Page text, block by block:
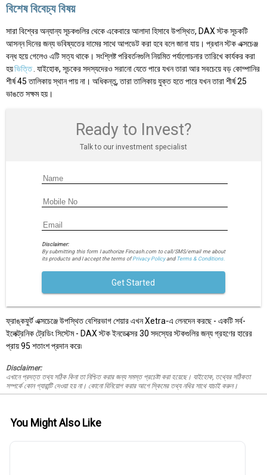
বিশেষ বিবেচ্য বিষয়
সারা বিশ্বের অন্যান্য সূচকগুলির থেকে একেবারে আলাদা হিসাবে উপস্থিত, DAX স্টক সূচকটি
আসন্ন দিনের জন্য ভবিষ্যতের দামের সাথে আপডেট করা হবে বলে জানা যায়। প্রধান স্টক এক্সচেঞ্জ
বন্ধ হয়ে গেলেও এটি সত্য থাকে। সংশ্লিষ্ট পরিবর্তনগুলি নিয়মিত পর্যালোচনার তারিখে কার্যকর করা
হয়ভিত্তি . যাইহোক, সূচকের সদস্যদেরও সরানো যেতে পারে যখন তারা আর সবচেয়ে বড় কোম্পানির
শীর্ষ 45 তালিকায় স্থান পায় না। অধিকন্তু, তারা তালিকায় যুক্ত হতে পারে যখন তারা শীর্ষ 25
ভাঙতে সক্ষম হয়।
Ready to Invest?
Talk to our investment specialist
Disclaimer:
By submitting this form I authorize Fincash.com to call/SMS/email me about
its products and I accept the terms ofPrivacy Policyand Terms & Conditions.
Get Started
ফ্রাঙ্কফুর্ট এক্সচেঞ্জে উপস্থিত বেশিরভাগ শেয়ার এখন Xetra-এ লেনদেন করছে - একটি সর্ব-
ইলেক্ট্রনিক ট্রেডিং সিস্টেম - DAX স্টক ইনডেক্সের 30 সদস্যের স্টকগুলির জন্য গ্রহণের হারের
প্রায় 95 শতাংশ প্রদান করে৷
Disclaimer:
এখানে প্রদত্ত তথ্য সঠিক কিনা তা নিশ্চিত করার জন্য সমস্ত প্রচেষ্টা করা হয়েছে। যাইহোক, তথ্যের সঠিকতা
সম্পর্কে কোন গ্যারান্টি দেওয়া হয় না। কোনো বিনিয়োগ করার আগে স্কিমের তথ্য নথির সাথে যাচাই করুন।
You Might Also Like